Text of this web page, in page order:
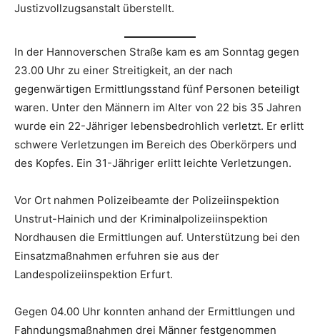
Justizvollzugsanstalt überstellt.
In der Hannoverschen Straße kam es am Sonntag gegen
23.00 Uhr zu einer Streitigkeit, an der nach
gegenwärtigen Ermittlungsstand fünf Personen beteiligt
waren. Unter den Männern im Alter von 22 bis 35 Jahren
wurde ein 22-Jähriger lebensbedrohlich verletzt. Er erlitt
schwere Verletzungen im Bereich des Oberkörpers und
des Kopfes. Ein 31-Jähriger erlitt leichte Verletzungen.
Vor Ort nahmen Polizeibeamte der Polizeiinspektion
Unstrut-Hainich und der Kriminalpolizeiinspektion
Nordhausen die Ermittlungen auf. Unterstützung bei den
Einsatzmaßnahmen erfuhren sie aus der
Landespolizeiinspektion Erfurt.
Gegen 04.00 Uhr konnten anhand der Ermittlungen und
Fahndungsmaßnahmen drei Männer festgenommen